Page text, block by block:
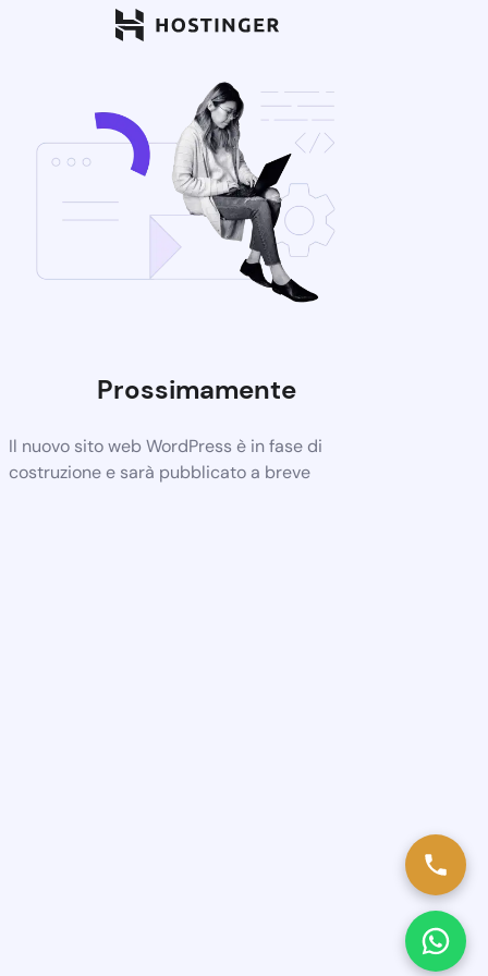
Prossimamente
Il nuovo sito web WordPress è in fase di
costruzione e sarà pubblicato a breve